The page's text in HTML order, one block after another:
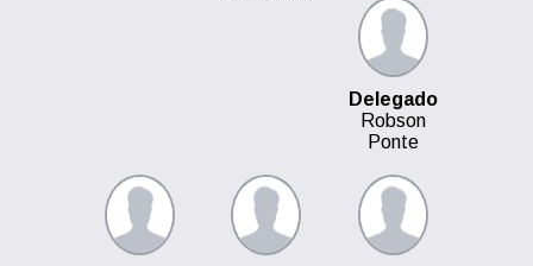
Delegado
Robson
Ponte